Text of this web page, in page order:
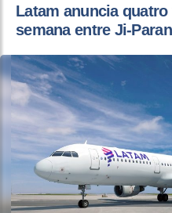
Latam anuncia
semana entre Ji-